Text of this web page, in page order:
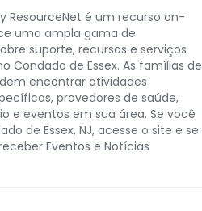
ResourceNet é um recurso on-
uma ampla gama de
suporte, recursos e serviços
Condado de Essex. As famílias de
encontrar atividades
provedores de saúde,
e eventos em sua área. Se você
de Essex, NJ, acesse o site e se
Eventos e Notícias